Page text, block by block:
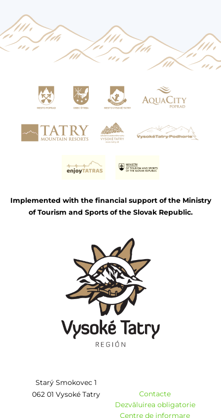
Implemented with the financial support of the Ministry
of Tourism and Sports of the Slovak Republic.
Starý Smokovec 1
062 01 Vysoké Tatry
Contacte
Dezvăluirea obligatorie
Centre de informare